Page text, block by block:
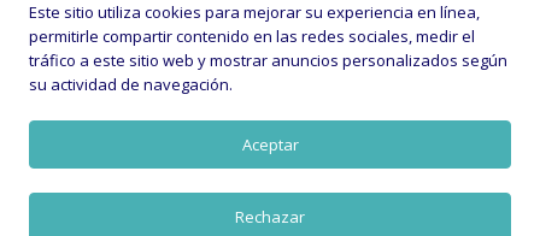
2026 © - All Rights Reserved. |
VOLVER ARRIBA
Este sitio utiliza cookies para mejorar su experiencia en línea,
permitirle compartir contenido en las redes sociales, medir el
tráfico a este sitio web y mostrar anuncios personalizados según
su actividad de navegación.
Aceptar
Rechazar